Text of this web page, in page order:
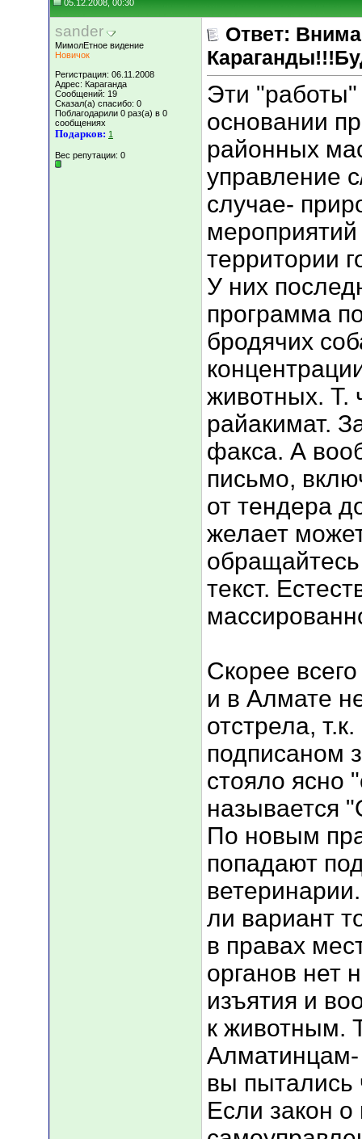
05.12.2008, 00:30
sander
МимолЕтное видение
Новичок
Регистрация: 06.11.2008
Адрес: Караганда
Сообщений: 19
Сказал(а) спасибо: 0
Поблагодарили 0 раз(а) в 0
сообщениях
Подарков: 1
Вес репутации: 0
Ответ:
Эти
основании
районных
управление
случае-
территории
У них
программа
бродячих
животных. Т.
райакимат.
факса. А
письмо,
от тендера
желает
текст.
Скорее
и в Алмате
отстрела,
подписаном
стояло ясно
называется
По новым
попадают
ли вариант
в правах
органов нет
изъятия и
к животным.
Алматинцам-
вы пытались
Если закон